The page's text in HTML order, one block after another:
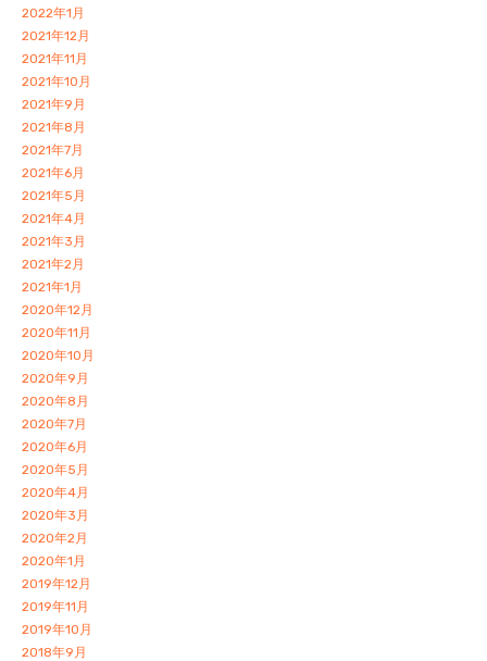
2022年1月
2021年12月
2021年11月
2021年10月
2021年9月
2021年8月
2021年7月
2021年6月
2021年5月
2021年4月
2021年3月
2021年2月
2021年1月
2020年12月
2020年11月
2020年10月
2020年9月
2020年8月
2020年7月
2020年6月
2020年5月
2020年4月
2020年3月
2020年2月
2020年1月
2019年12月
2019年11月
2019年10月
2018年9月